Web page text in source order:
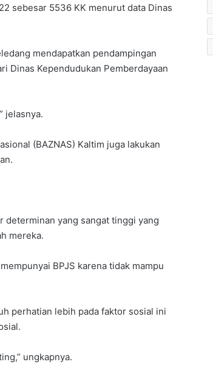
sebesar 5536 KK menurut data Dinas
mendapatkan pendampingan
Dinas Kependudukan Pemberdayaan
jelasnya.
(BAZNAS) Kaltim juga lakukan
determinan yang sangat tinggi yang
mereka.
BPJS karena tidak mampu
perhatian lebih pada faktor sosial ini
ungkapnya.